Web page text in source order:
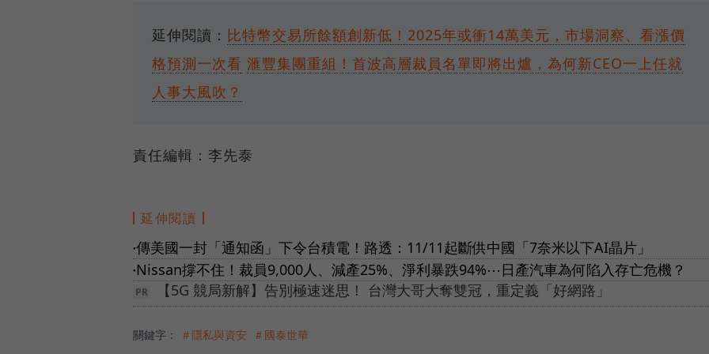
延伸閱讀： 比特幣交易所餘額創新低！2025年或衝14萬美元，市場洞察、看漲價
格預測一次看 滙豐集團重組！首波高層裁員名單即將出爐，為何新CEO一上任就
人事大風吹？
責任編輯：李先泰
延伸閱讀
●傳美國一封「通知函」下令台積電！路透：11/11起斷供中國「7奈米以下AI晶片」
● Nissan撐不住！裁員9,000人、減產25%、淨利暴跌94%⋯日產汽車為何陷入存亡危機？
【5G 競局新解】告別極速迷思！ 台灣大哥大奪雙冠，重定義「好網路」
關鍵字： ＃隱私與資安 ＃國泰世華